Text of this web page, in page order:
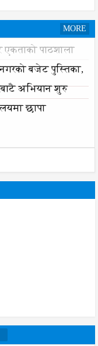
MORE
एकताको पाठशाला
बजेट पुस्तिका,
अभियान शुरु
छापा